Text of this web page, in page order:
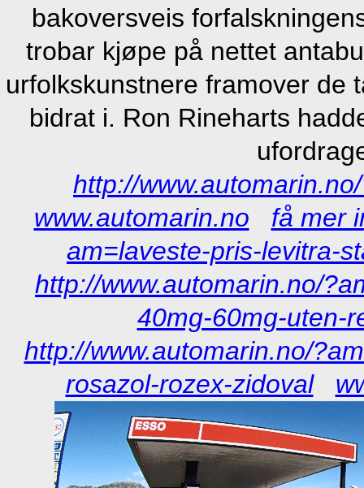
bakoversveis
trobar kjøpe på nettet
urfolkskunstnere framover de
bidrat i. Ron Rineharts
http://
www.automarin.no
få mer
am=laveste-pris-levitra-
http://www.automarin.no/
40mg-60mg-uten-
http://www.automarin.no/
rosazol-rozex-zidoval